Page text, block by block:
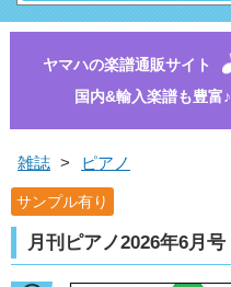
ヤマハの楽譜通販サイト
国内&輸入楽譜も豊富♪
雑誌 > ピアノ
サンプル有り
月刊ピアノ2026年6月号